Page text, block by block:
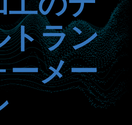
トラン
ーメー